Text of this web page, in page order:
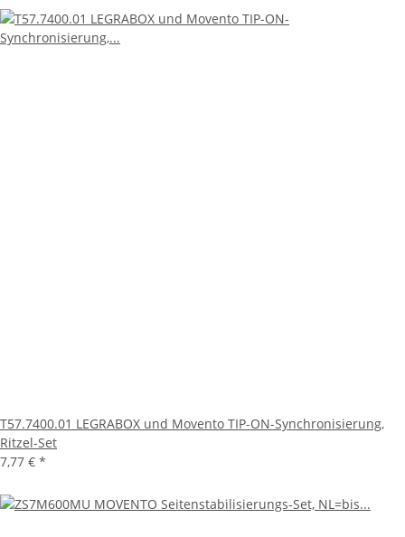
T57.7400.01 LEGRABOX und Movento TIP-ON-Synchronisierung,
Ritzel-Set
7,77 € *